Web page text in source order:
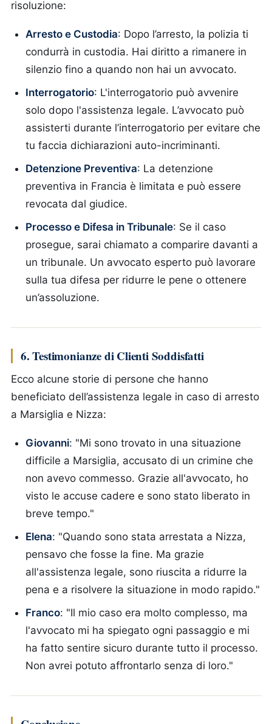
risoluzione:
Arresto e Custodia: Dopo l’arresto, la polizia ti
condurrà in custodia. Hai diritto a rimanere in
silenzio fino a quando non hai un avvocato.
Interrogatorio: L'interrogatorio può avvenire
solo dopo l'assistenza legale. L’avvocato può
assisterti durante l’interrogatorio per evitare che
tu faccia dichiarazioni auto-incriminanti.
Detenzione Preventiva: La detenzione
preventiva in Francia è limitata e può essere
revocata dal giudice.
Processo e Difesa in Tribunale: Se il caso
prosegue, sarai chiamato a comparire davanti a
un tribunale. Un avvocato esperto può lavorare
sulla tua difesa per ridurre le pene o ottenere
un’assoluzione.
6. Testimonianze di Clienti Soddisfatti
Ecco alcune storie di persone che hanno
beneficiato dell’assistenza legale in caso di arresto
a Marsiglia e Nizza:
Giovanni: "Mi sono trovato in una situazione
difficile a Marsiglia, accusato di un crimine che
non avevo commesso. Grazie all'avvocato, ho
visto le accuse cadere e sono stato liberato in
breve tempo."
Elena: "Quando sono stata arrestata a Nizza,
pensavo che fosse la fine. Ma grazie
all'assistenza legale, sono riuscita a ridurre la
pena e a risolvere la situazione in modo rapido."
Franco: "Il mio caso era molto complesso, ma
l'avvocato mi ha spiegato ogni passaggio e mi
ha fatto sentire sicuro durante tutto il processo.
Non avrei potuto affrontarlo senza di loro."